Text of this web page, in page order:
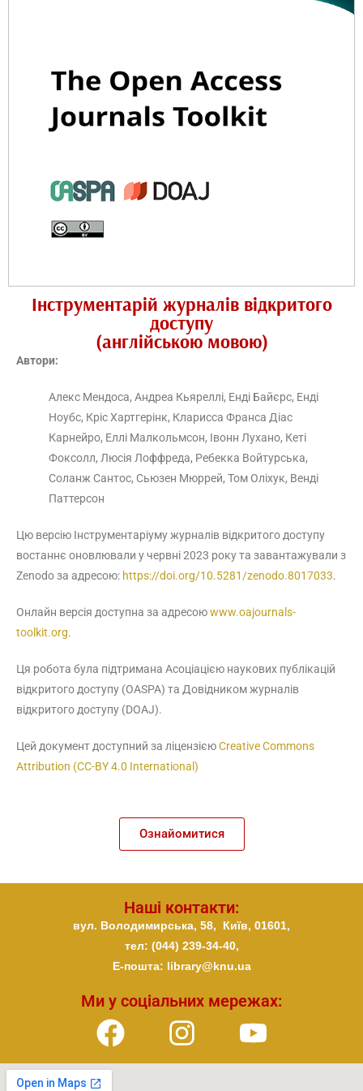
Інструментарій журналів відкритого
доступу
(англійською мовою)
Автори:
Алекс Мендоса, Андреа Кьяреллі, Енді Байєрс, Енді
Ноубс, Кріс Хартгерінк, Кларисса Франса Діас
Карнейро, Еллі Малкольмсон, Івонн Лухано, Кеті
Фоксолл, Люсія Лоффреда, Ребекка Войтурська,
Соланж Сантос, Сьюзен Мюррей, Том Оліхук, Венді
Паттерсон
Цю версію Інструментаріуму журналів відкритого доступу
востаннє оновлювали у червні 2023 року та завантажували з
Zenodo за адресою: https://doi.org/10.5281/zenodo.8017033.
Онлайн версія доступна за адресоюwww.oajournals-
toolkit.org.
Ця робота була підтримана Асоціацією наукових публікацій
відкритого доступу (OASPA) та Довідником журналів
відкритого доступу (DOAJ).
Цей документ доступний за ліцензієюCreative Commons
Attribution (CC-BY 4.0 International)
Ознайомитися
Наші контакти:
Ми у соціальних мережах:
вул. Володимирська, 58, Київ, 01601,
тел: (044) 239-34-40,
E-пошта: library@knu.ua